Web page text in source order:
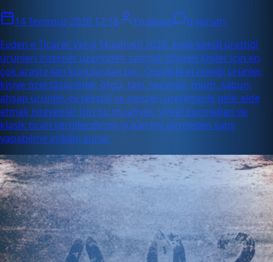
14 Temmuz 2026 12:18 Enabase
0 yorum
Evden e-Ticaret Vergi Muafiyeti 2026, evde kendi ürettiği
ürünleri internet üzerinden satmak isteyen kişiler için en
çok araştırılan konulardan biri. Özellikle el emeği ürünler,
kişiye özel tasarımlar, örgü, takı, seramik, mum, sabun,
ahşap ürünler, ev tekstili ve benzeri üretimlerle gelir elde
etmek isteyenler için bu muafiyet, şirket kurmadan ve
klasik ticari vergilendirme yüklerine girmeden satış
yapabilme imkânı sunar.